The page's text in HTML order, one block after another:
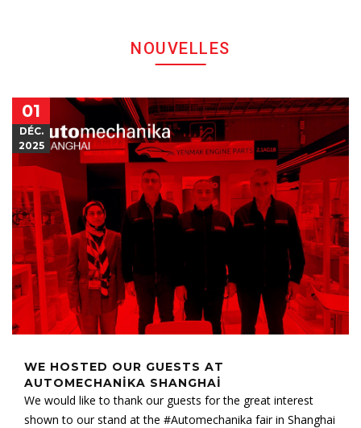
NOUVELLES
01
DÉC.
2025
WE HOSTED OUR GUESTS AT
AUTOMECHANIKA SHANGHAI
We would like to thank our guests for the great interest
shown to our stand at the #Automechanika fair in Shanghai